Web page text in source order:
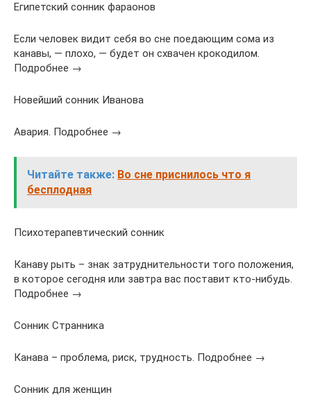
Египетский сонник фараонов
Если человек видит себя во сне поедающим сома из
канавы, — плохо, — будет он схвачен крокодилом.
Подробнее →
Новейший сонник Иванова
Авария. Подробнее →
Читайте также: Во сне приснилось что я
бесплодная
Психотерапевтический сонник
Канаву рыть – знак затруднительности того положения,
в которое сегодня или завтра вас поставит кто-нибудь.
Подробнее →
Сонник Странника
Канава – проблема, риск, трудность. Подробнее →
Сонник для женщин